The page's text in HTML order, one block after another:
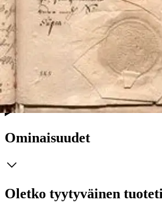
stormaktens politisk-ekonomiska press,
lutherdomen och till flyttningsrörelser.
omkring i staden under den stora
talet, den förvandlade Helsingfors till en
farsoter. Ett centralt tema i Kronostaden
helsingforsborna uthärdade prövningar
ända tills retirerande svenskar vid det
staden så den totalförstördes.
Näytä lisää tuotekuvausta
Ominaisuudet
Oletko tyytyväinen